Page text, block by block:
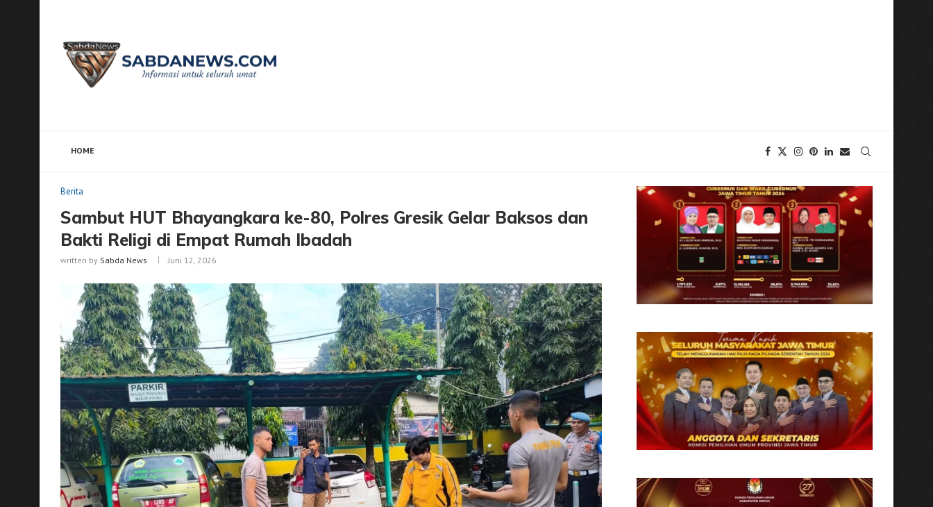
HOME
Berita
Sambut HUT Bhayangkara ke-80, Polres Gresik Gelar Baksos dan
Bakti Religi di Empat Rumah Ibadah
written by Sabda News Juni 12, 2026